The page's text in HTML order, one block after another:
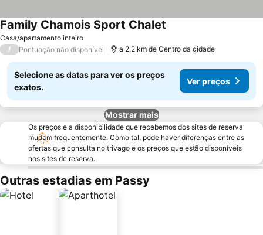
Casa/apartamento inteiro
Family Chamois Sport Chalet
/ Pontuação não disponível a 2.2 km de Centro da cidade
Selecione as datas para ver os preços
exatos.
Ver preços
Mostrar mais
Os preços e a disponibilidade que recebemos dos sites de reserva
mudam frequentemente. Como tal, pode haver diferenças entre as
ofertas que consulta no trivago e os preços que estão disponíveis
nos sites de reserva.
Outras estadias em Passy